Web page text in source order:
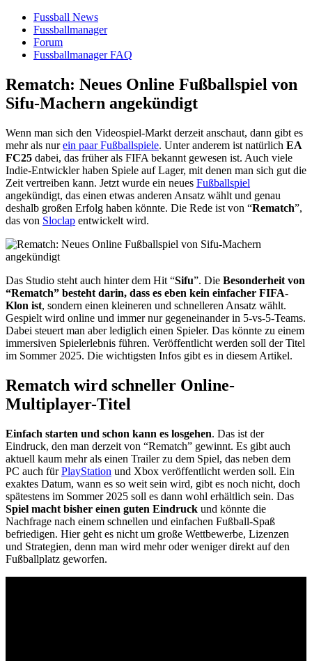
Fussball News
Fussballmanager
Forum
Fussballmanager FAQ
Rematch: Neues Online Fußballspiel von
Sifu-Machern angekündigt
Wenn man sich den Videospiel-Markt derzeit anschaut, dann gibt es
mehr als nurein paar Fußballspiele. Unter anderem ist natürlich EA
FC25 dabei, das früher als FIFA bekannt gewesen ist. Auch viele
Indie-Entwickler haben Spiele auf Lager, mit denen man sich gut die
Zeit vertreiben kann. Jetzt wurde ein neues Fußballspiel
angekündigt, das einen etwas anderen Ansatz wählt und genau
deshalb großen Erfolg haben könnte. Die Rede ist von “Rematch”,
das von Sloclap entwickelt wird.
Das Studio steht auch hinter dem Hit “Sifu”. Die Besonderheit von
“Rematch” besteht darin, dass es eben kein einfacher FIFA-
Klon ist, sondern einen kleineren und schnelleren Ansatz wählt.
Gespielt wird online und immer nur gegeneinander in 5-vs-5-Teams.
Dabei steuert man aber lediglich einen Spieler. Das könnte zu einem
immersiven Spielerlebnis führen. Veröffentlicht werden soll der Titel
im Sommer 2025. Die wichtigsten Infos gibt es in diesem Artikel.
Rematch wird schneller Online-
Multiplayer-Titel
Einfach starten und schon kann es losgehen. Das ist der
Eindruck, den man derzeit von “Rematch” gewinnt. Es gibt auch
aktuell kaum mehr als einen Trailer zu dem Spiel, das neben dem
PC auch fürPlayStation und Xbox veröffentlicht werden soll. Ein
exaktes Datum, wann es so weit sein wird, gibt es noch nicht, doch
spätestens im Sommer 2025 soll es dann wohl erhältlich sein. Das
Spiel macht bisher einen guten Eindruck und könnte die
Nachfrage nach einem schnellen und einfachen Fußball-Spaß
befriedigen. Hier geht es nicht um große Wettbewerbe, Lizenzen
und Strategien, denn man wird mehr oder weniger direkt auf den
Fußballplatz geworfen.